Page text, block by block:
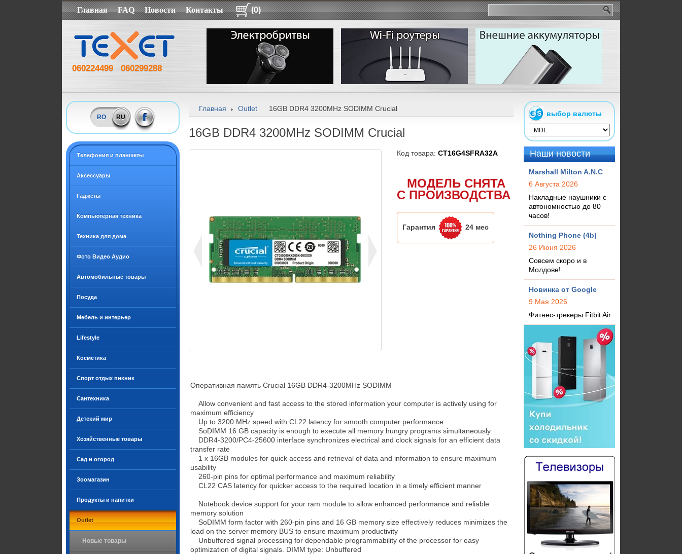
Главная FAQ Новости Контакты (0)
060224499 060299288
RO RU
Tелефония и планшеты
Аксессуары
Гаджеты
Компьютерная техника
Техника для дома
Фото Видео Аудио
Автомобильные товары
Посуда
Мебель и интерьер
Lifestyle
Косметика
Спорт отдых пикник
Сантехника
Детский мир
Хозяйственные товары
Сад и огород
Зоомагазин
Продукты и напитки
Outlet
Новые товары
Главная Outlet 16GB DDR4 3200MHz SODIMM Crucial
16GB DDR4 3200MHz SODIMM Crucial
Код товара: CT16G4SFRA32A
МОДЕЛЬ СНЯТА
С ПРОИЗВОДСТВА
Гарантия 24 мес
Оперативная память Crucial 16GB DDR4-3200MHz SODIMM
maximum efficiency
transfer rate
usability
memory solution
load on the server memory BUS to ensure maximum productivity
optimization of digital signals. DIMM type: Unbuffered
выбор валюты
Наши новости
Marshall Milton A.N.C
6 Августа 2026
Накладные наушники с
автономностью до 80
часов!
Nothing Phone (4b)
26 Июня 2026
Совсем скоро и в
Молдове!
Новинка от Google
9 Мая 2026
Фитнес-трекеры Fitbit Air